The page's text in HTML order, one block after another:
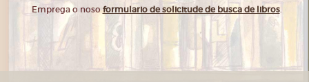
Emprega o nosoformulario de solicitude de busca de libros.